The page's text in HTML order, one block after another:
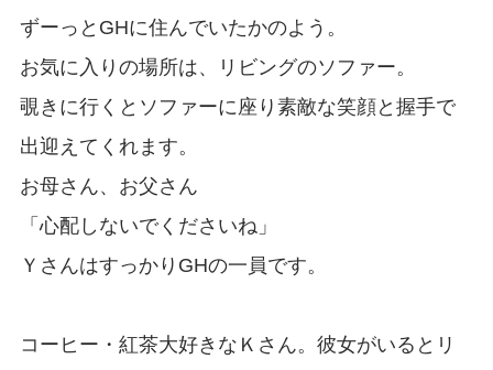
ずーっとGHに住んでいたかのよう。
お気に入りの場所は、リビングのソファー。
覗きに行くとソファーに座り素敵な笑顔と握手で
出迎えてくれます。
お母さん、お父さん
「心配しないでくださいね」
ＹさんはすっかりGHの一員です。
コーヒー・紅茶大好きなＫさん。彼女がいるとリ